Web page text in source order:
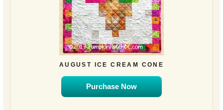
AUGUST ICE CREAM CONE
Purchase Now